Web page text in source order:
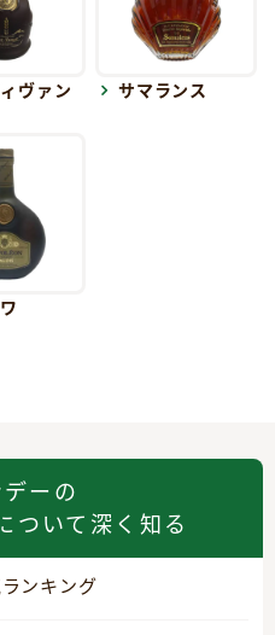
ヴァン サマランス
ーの
ついて深く知る
ンキング